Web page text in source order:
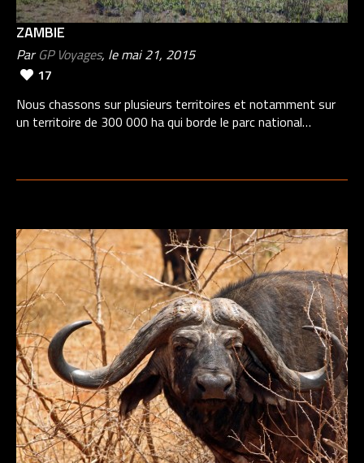
ZAMBIE
ParGP Voyages, le mai 21, 2015
17
Nous chassons sur plusieurs territoires et notamment sur
un territoire de 300 000 ha qui borde le parc national…